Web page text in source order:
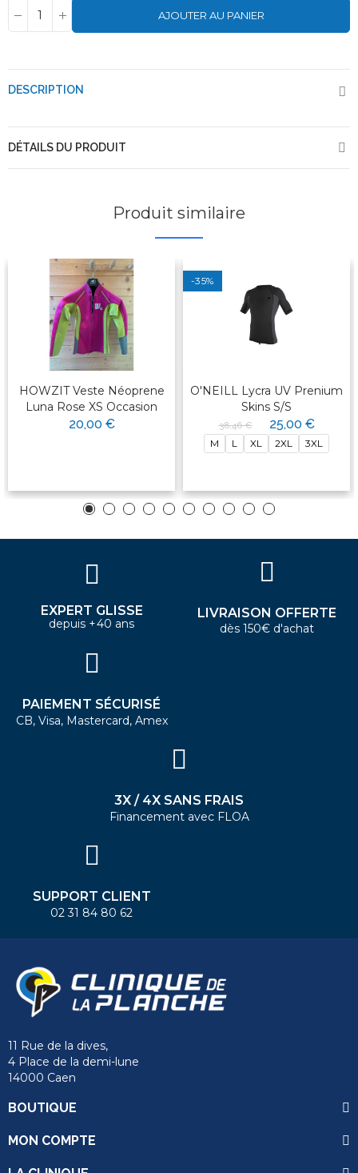
AJOUTER AU PANIER
DESCRIPTION
DÉTAILS DU PRODUIT
Produit similaire
HOWZIT Veste Néoprene
Luna Rose XS Occasion
20,00 €
-35%
O'NEILL Lycra UV Prenium
Skins S/S
38,46 € 25,00 €
M L XL 2XL 3XL
EXPERT GLISSE
depuis +40 ans
LIVRAISON OFFERTE
dès 150€ d'achat
PAIEMENT SÉCURISÉ
CB, Visa, Mastercard, Amex
3X / 4X SANS FRAIS
Financement avec FLOA
SUPPORT CLIENT
02 31 84 80 62
11 Rue de la dives,
4 Place de la demi-lune
14000 Caen
BOUTIQUE
MON COMPTE